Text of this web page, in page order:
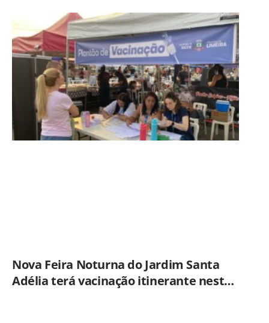
Nova Feira Noturna do Jardim Santa
Adélia terá vacinação itinerante nesta